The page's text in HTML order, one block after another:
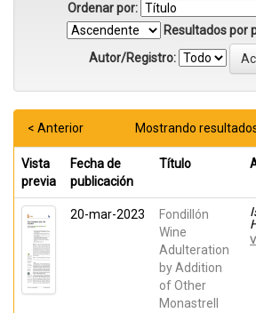
Ordenar por:
Resultados por
Autor/Registro:
Mostrando
< Anterior
Vista
previa
Fecha de
publicación
Título
20-mar-2023
Fondillón
Wine
Adulteration
by Addition
of Other
Monastrell